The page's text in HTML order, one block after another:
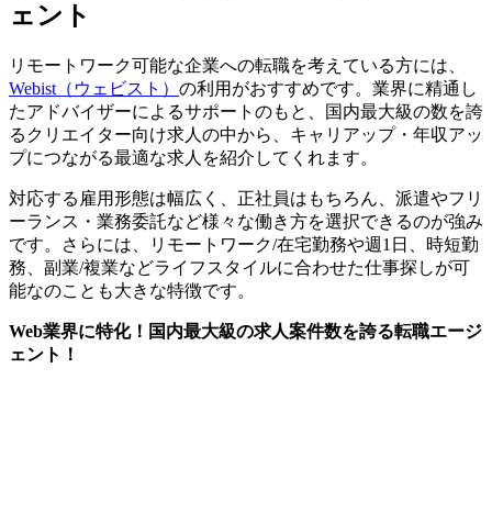
ェント
リモートワーク可能な企業への転職を考えている方には、
Webist（ウェビスト） の利用がおすすめです。業界に精通し
たアドバイザーによるサポートのもと、国内最大級の数を誇
るクリエイター向け求人の中から、 キャリアップ・年収アッ
プにつながる最適な求人を紹介 してくれます。
対応する雇用形態は幅広く、正社員はもちろん、派遣やフリ
ーランス・業務委託など様々な働き方を選択できるのが強み
です。さらには、リモートワーク/在宅勤務や週1日、時短勤
務、副業/複業などライフスタイルに合わせた仕事探しが可
能なのことも大きな特徴です。
Web業界に特化！国内最大級の求人案件数を誇る転職エージ
ェント！